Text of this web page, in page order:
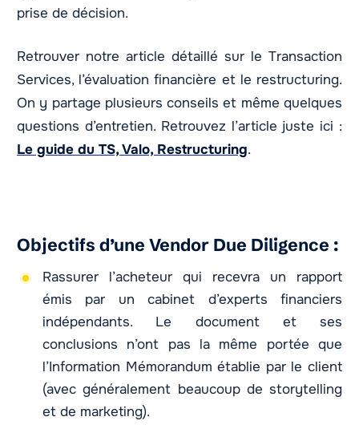
prise de décision.
Retrouver notre article détaillé sur le Transaction
Services, l’évaluation financière et le restructuring.
On y partage plusieurs conseils et même quelques
questions d’entretien. Retrouvez l’article juste ici :
Le guide du TS, Valo, Restructuring.
Objectifs d’une Vendor Due Diligence :
Rassurer l’acheteur qui recevra un rapport
émis par un cabinet d’experts financiers
indépendants. Le document et ses
conclusions n’ont pas la même portée que
l’Information Mémorandum établie par le client
(avec généralement beaucoup de storytelling
et de marketing).